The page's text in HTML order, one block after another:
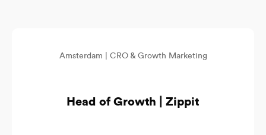
Amsterdam | CRO & Growth Marketing
Head of Growth | Zippit